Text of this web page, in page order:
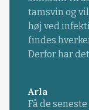
tamsvin og
høj ved
findes
Derfor har
Arla
Få de